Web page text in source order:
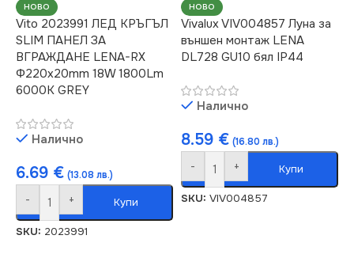
НОВО
Vito 2023991 ЛЕД КРЪГЪЛ
SLIM ПАНЕЛ ЗА
ВГРАЖДАНЕ LENA-RX
Φ220x20mm 18W 1800Lm
6000K GREY
Налично
6.69 € (13.08 лв.)
- + Купи
SKU: 2023991
НОВО
Vivalux VIV004857 Луна за
външен монтаж LENA
DL728 GU10 бял IP44
Налично
8.59 € (16.80 лв.)
- + Купи
SKU: VIV004857